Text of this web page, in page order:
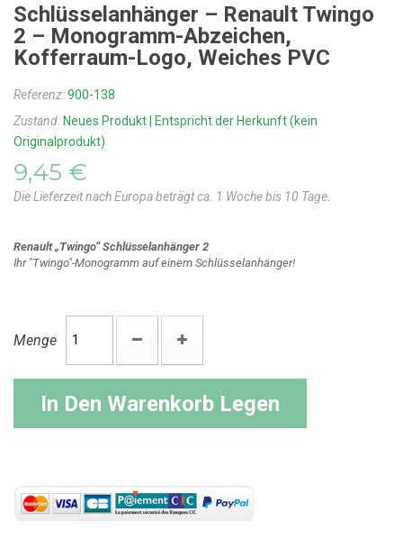
Schlüsselanhänger – Renault Twingo
2 – Monogramm-Abzeichen,
Kofferraum-Logo, Weiches PVC
Referenz:900-138
Zustand: Neues Produkt | Entspricht der Herkunft (kein
Originalprodukt)
9,45 €
Die Lieferzeit nach Europa beträgt ca. 1 Woche bis 10 Tage.
Renault „Twingo“ Schlüsselanhänger 2
Ihr "Twingo"-Monogramm auf einem Schlüsselanhänger!
Menge
In Den Warenkorb Legen